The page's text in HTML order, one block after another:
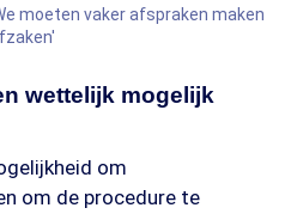
moeten vaker afspraken maken
wettelijk mogelijk
om
om de procedure te